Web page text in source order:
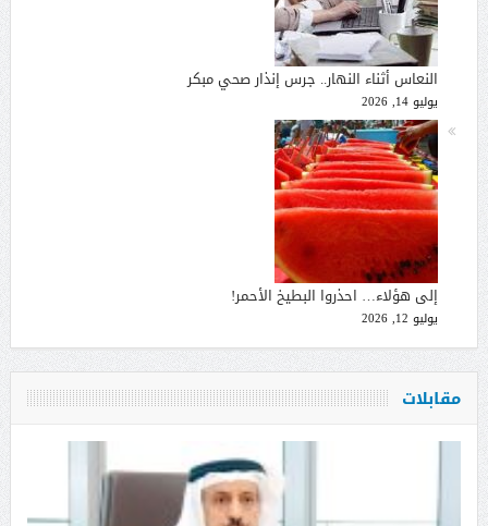
النعاس أثناء النهار.. جرس إنذار صحي مبكر
يوليو 14, 2026
إلى هؤلاء… احذروا البطيخ الأحمر!
يوليو 12, 2026
مقابلات